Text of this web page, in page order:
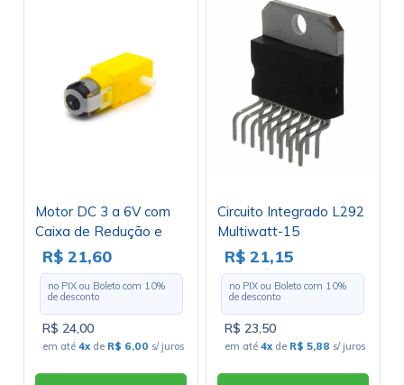
Motor DC 3 a 6V com
Caixa de Redução e
Eixo Duplo - DG01D48-
1
R$ 21,60
no PIX ou Boleto com 10%
de desconto
R$ 24,00
em até4x de R$ 6,00 s/ juros
Circuito Integrado L292
Multiwatt-15
Controlador de Drive
para motor DC -
STMicroeletronics -
Cód. Loja 3518
R$ 21,15
no PIX ou Boleto com 10%
de desconto
R$ 23,50
em até 4x de R$ 5,88 s/ juros